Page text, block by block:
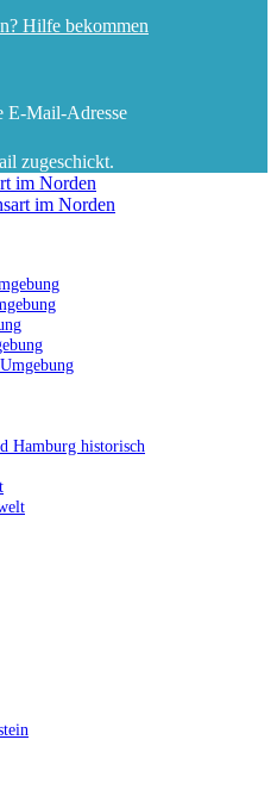
Hilfe bekommen
E-Mail-Adresse
zugeschickt.
im Norden
Hamburg historisch